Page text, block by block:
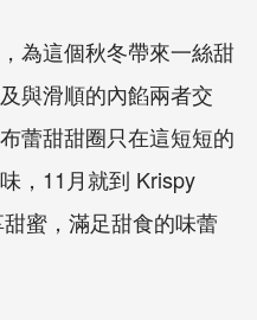
為這個秋冬帶來一絲甜
與滑順的內餡兩者交
蕾甜甜圈只在這短短的
，11月就到 Krispy
蜜，滿足甜食的味蕾